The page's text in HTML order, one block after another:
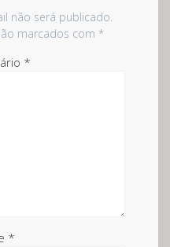
não será publicado.
marcados com *
*
*